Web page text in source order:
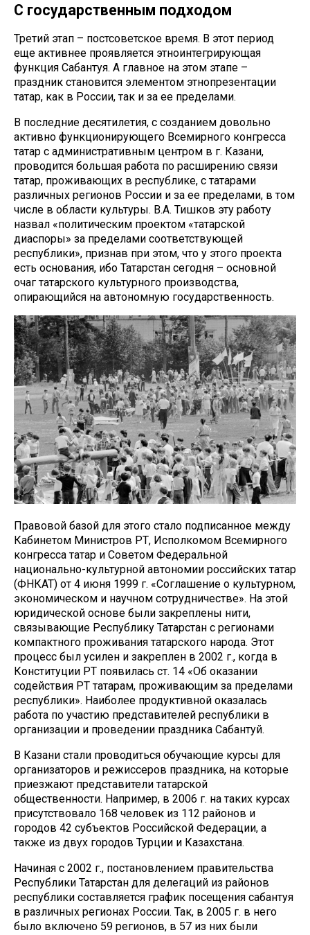
С государственным подходом
Третий этап – постсоветское время. В этот период
еще активнее проявляется этноинтегрирующая
функция Сабантуя. А главное на этом этапе –
праздник становится элементом этнопрезентации
татар, как в России, так и за ее пределами.
В последние десятилетия, с созданием довольно
активно функционирующего Всемирного конгресса
татар с административным центром в г. Казани,
проводится большая работа по расширению связи
татар, проживающих в республике, с татарами
различных регионов России и за ее пределами, в том
числе в области культуры. В.А. Тишков эту работу
назвал «политическим проектом «татарской
диаспоры» за пределами соответствующей
республики», признав при этом, что у этого проекта
есть основания, ибо Татарстан сегодня – основной
очаг татарского культурного производства,
опирающийся на автономную государственность.
Правовой базой для этого стало подписанное между
Кабинетом Министров РТ, Исполкомом Всемирного
конгресса татар и Советом Федеральной
национально-культурной автономии российских татар
(ФНКАТ) от 4 июня 1999 г. «Соглашение о культурном,
экономическом и научном сотрудничестве». На этой
юридической основе были закреплены нити,
связывающие Республику Татарстан с регионами
компактного проживания татарского народа. Этот
процесс был усилен и закреплен в 2002 г., когда в
Конституции РТ появилась ст. 14 «Об оказании
содействия РТ татарам, проживающим за пределами
республики». Наиболее продуктивной оказалась
работа по участию представителей республики в
организации и проведении праздника Сабантуй.
В Казани стали проводиться обучающие курсы для
организаторов и режиссеров праздника, на которые
приезжают представители татарской
общественности. Например, в 2006 г. на таких курсах
присутствовало 168 человек из 112 районов и
городов 42 субъектов Российской Федерации, а
также из двух городов Турции и Казахстана.
Начиная с 2002 г., постановлением правительства
Республики Татарстан для делегаций из районов
республики составляется график посещения сабантуя
в различных регионах России. Так, в 2005 г. в него
было включено 59 регионов, в 57 из них были